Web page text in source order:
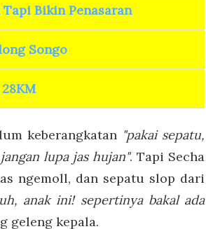
Bikin Penasaran
Songo
keberangkatan "pakai sepatu,
lupa jas hujan". Tapi Secha
ngemoll, dan sepatu slop dari
anak ini! sepertinya bakal ada
geleng kepala.